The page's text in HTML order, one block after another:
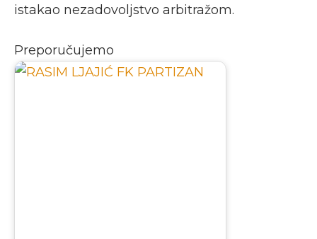
istakao nezadovoljstvo arbitražom.
Preporučujemo